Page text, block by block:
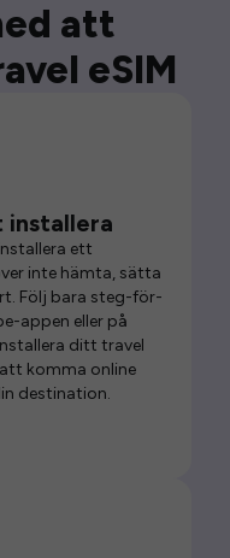
att
eSIM
installera
ett
inte hämta, sätta
Följ bara steg-för-
appen eller på
ditt travel
att komma online
destination.